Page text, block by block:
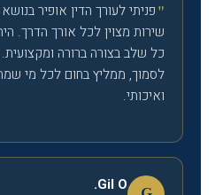
פניתי לעורך הדין אופיר
שירות מצוין לכל אורך הדרך.
כל שלב בצורה ברורה
לסמוך, ממליץ בחום לכל מי
ואיכותי.
Gil O.